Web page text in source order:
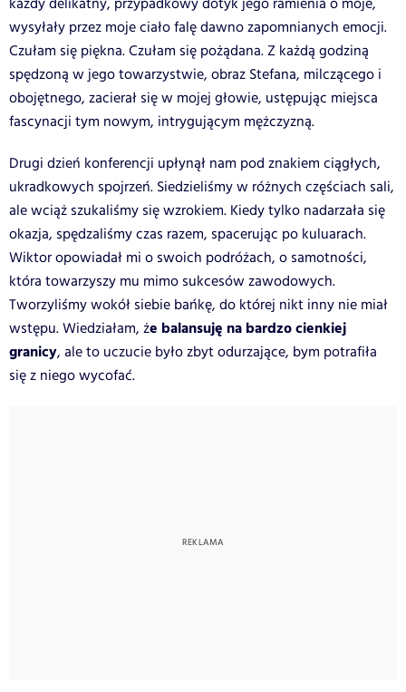
wysyłały przez moje ciało falę dawno zapomnianych emocji.
Czułam się piękna. Czułam się pożądana. Z każdą godziną
spędzoną w jego towarzystwie, obraz Stefana, milczącego i
obojętnego, zacierał się w mojej głowie, ustępując miejsca
fascynacji tym nowym, intrygującym mężczyzną.
Drugi dzień konferencji upłynął nam pod znakiem ciągłych,
ukradkowych spojrzeń. Siedzieliśmy w różnych częściach sali,
ale wciąż szukaliśmy się wzrokiem. Kiedy tylko nadarzała się
okazja, spędzaliśmy czas razem, spacerując po kuluarach.
Wiktor opowiadał mi o swoich podróżach, o samotności,
która towarzyszy mu mimo sukcesów zawodowych.
Tworzyliśmy wokół siebie bańkę, do której nikt inny nie miał
wstępu. Wiedziałam, że balansuję na bardzo cienkiej
granicy, ale to uczucie było zbyt odurzające, bym potrafiła
się z niego wycofać.